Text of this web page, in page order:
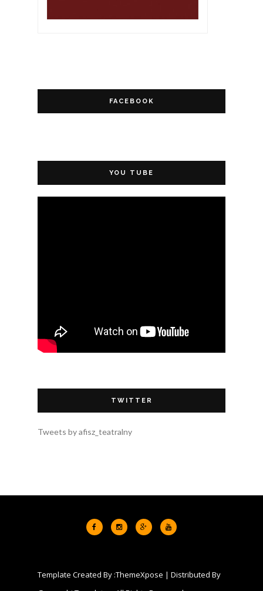
FACEBOOK
YOU TUBE
TWITTER
Tweets by afisz_teatralny
Template Created By :ThemeXpose | Distributed By